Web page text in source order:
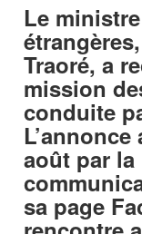
Le
Traoré, a
mission
conduite
août par
sa page